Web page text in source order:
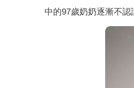
中的97歲奶奶逐漸不認